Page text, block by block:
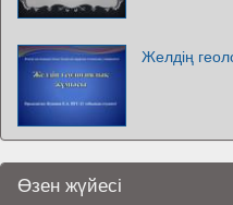
Желдің
Өзен жүйесі